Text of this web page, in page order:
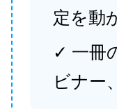
定を動
✓ 一冊
ビナー